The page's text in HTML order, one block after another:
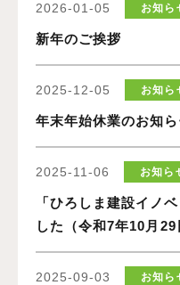
2026-01-05 お知ら
新年のご挨拶
2025-12-05 お知ら
年末年始休業のお知
2025-11-06 お知ら
「ひろしま建設イノ
した（令和7年10月29
2025-09-03 お知ら